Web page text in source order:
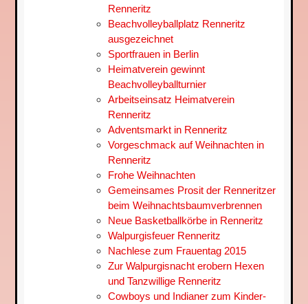
Renneritz
Beachvolleyballplatz Renneritz
ausgezeichnet
Sportfrauen in Berlin
Heimatverein gewinnt
Beachvolleyballturnier
Arbeitseinsatz Heimatverein
Renneritz
Adventsmarkt in Renneritz
Vorgeschmack auf Weihnachten in
Renneritz
Frohe Weihnachten
Gemeinsames Prosit der Renneritzer
beim Weihnachtsbaum­verbrennen
Neue Basketballkörbe in Renneritz
Walpurgisfeuer Renneritz
Nachlese zum Frauentag 2015
Zur Walpurgisnacht erobern Hexen
und Tanzwillige Renneritz
Cowboys und Indianer zum Kinder-